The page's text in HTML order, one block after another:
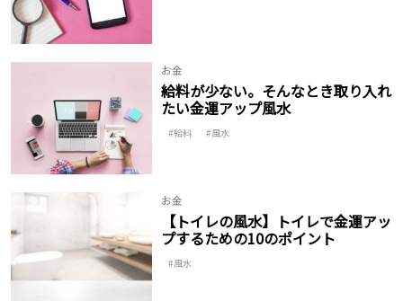
お金
給料が少ない。そんなとき取り入れ
たい金運アップ風水
給料 風水
お金
【トイレの風水】トイレで金運アッ
プするための10のポイント
風水